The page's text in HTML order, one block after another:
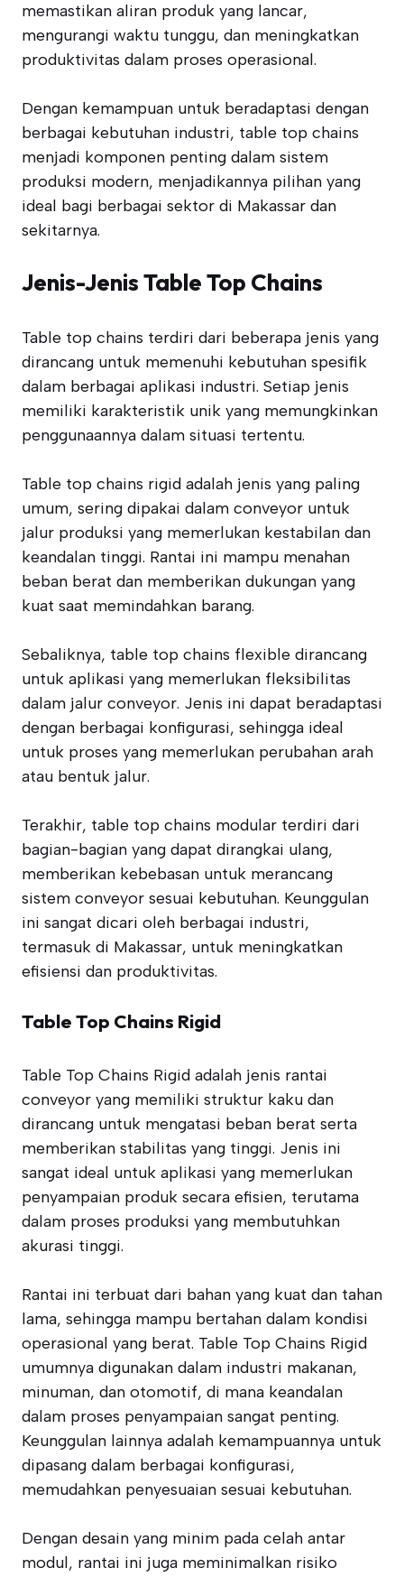
memastikan aliran produk yang lancar,
mengurangi waktu tunggu, dan meningkatkan
produktivitas dalam proses operasional.
Dengan kemampuan untuk beradaptasi dengan
berbagai kebutuhan industri, table top chains
menjadi komponen penting dalam sistem
produksi modern, menjadikannya pilihan yang
ideal bagi berbagai sektor di Makassar dan
sekitarnya.
Jenis-Jenis Table Top Chains
Table top chains terdiri dari beberapa jenis yang
dirancang untuk memenuhi kebutuhan spesifik
dalam berbagai aplikasi industri. Setiap jenis
memiliki karakteristik unik yang memungkinkan
penggunaannya dalam situasi tertentu.
Table top chains rigid adalah jenis yang paling
umum, sering dipakai dalam conveyor untuk
jalur produksi yang memerlukan kestabilan dan
keandalan tinggi. Rantai ini mampu menahan
beban berat dan memberikan dukungan yang
kuat saat memindahkan barang.
Sebaliknya, table top chains flexible dirancang
untuk aplikasi yang memerlukan fleksibilitas
dalam jalur conveyor. Jenis ini dapat beradaptasi
dengan berbagai konfigurasi, sehingga ideal
untuk proses yang memerlukan perubahan arah
atau bentuk jalur.
Terakhir, table top chains modular terdiri dari
bagian-bagian yang dapat dirangkai ulang,
memberikan kebebasan untuk merancang
sistem conveyor sesuai kebutuhan. Keunggulan
ini sangat dicari oleh berbagai industri,
termasuk di Makassar, untuk meningkatkan
efisiensi dan produktivitas.
Table Top Chains Rigid
Table Top Chains Rigid adalah jenis rantai
conveyor yang memiliki struktur kaku dan
dirancang untuk mengatasi beban berat serta
memberikan stabilitas yang tinggi. Jenis ini
sangat ideal untuk aplikasi yang memerlukan
penyampaian produk secara efisien, terutama
dalam proses produksi yang membutuhkan
akurasi tinggi.
Rantai ini terbuat dari bahan yang kuat dan tahan
lama, sehingga mampu bertahan dalam kondisi
operasional yang berat. Table Top Chains Rigid
umumnya digunakan dalam industri makanan,
minuman, dan otomotif, di mana keandalan
dalam proses penyampaian sangat penting.
Keunggulan lainnya adalah kemampuannya untuk
dipasang dalam berbagai konfigurasi,
memudahkan penyesuaian sesuai kebutuhan.
Dengan desain yang minim pada celah antar
modul, rantai ini juga meminimalkan risiko